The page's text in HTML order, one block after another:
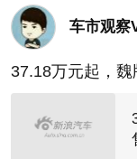
车市观察
37.18万元起，